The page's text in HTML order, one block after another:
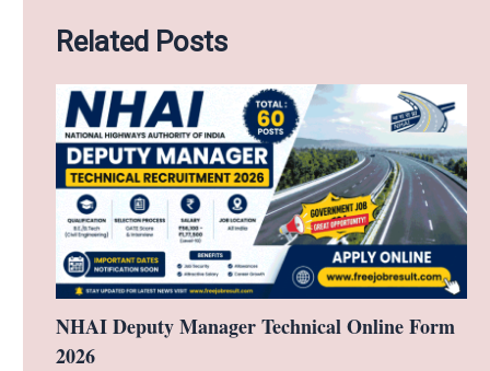
Related Posts
NHAI Deputy Manager Technical Online Form
2026